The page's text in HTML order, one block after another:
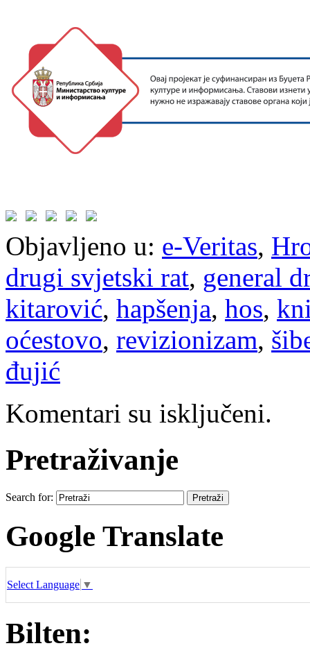
Objavljeno u: e-Veritas,
drugi svjetski rat, general
kitarović, hapšenja, hos,
oćestovo, revizionizam,
đujić
Komentari su isključeni.
Pretraživanje
Search for:
Google Translate
Select Language ▼
Bilten: